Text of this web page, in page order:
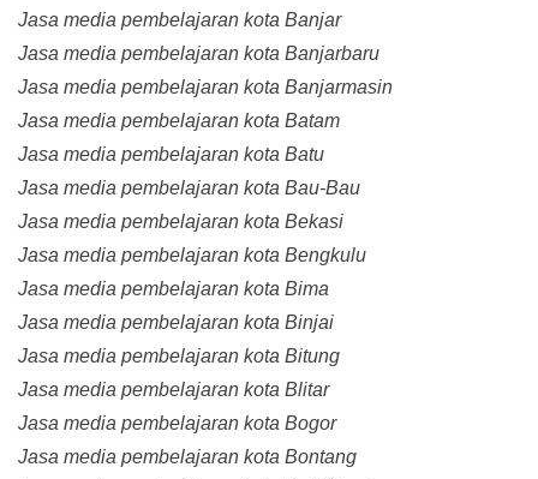
Jasa media pembelajaran kota Banjar
Jasa media pembelajaran kota Banjarbaru
Jasa media pembelajaran kota Banjarmasin
Jasa media pembelajaran kota Batam
Jasa media pembelajaran kota Batu
Jasa media pembelajaran kota Bau-Bau
Jasa media pembelajaran kota Bekasi
Jasa media pembelajaran kota Bengkulu
Jasa media pembelajaran kota Bima
Jasa media pembelajaran kota Binjai
Jasa media pembelajaran kota Bitung
Jasa media pembelajaran kota Blitar
Jasa media pembelajaran kota Bogor
Jasa media pembelajaran kota Bontang